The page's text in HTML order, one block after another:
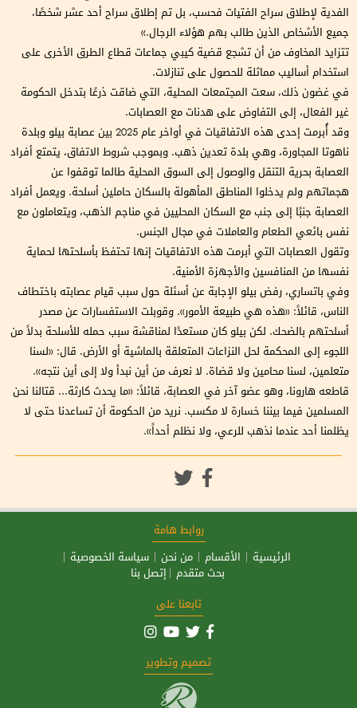
الفدية لإطلاق سراح الفتيات فحسب، بل تم إطلاق سراح أحد عشر شخصًا،
جميع الأشخاص الذين طالب بهم هؤلاء الرجال.»
تتزايد المخاوف من أن تشجع قضية كيبي جماعات قطاع الطرق الأخرى على
استخدام أساليب مماثلة للحصول على تنازلات.
في غضون ذلك، سعت المجتمعات المحلية، التي ضاقت ذرعًا بتدخل الحكومة
غير الفعال، إلى التفاوض على هدنات مع العصابات.
وقد أُبرمت إحدى هذه الاتفاقيات في أواخر عام 2025 بين عصابة بيلو وبلدة
ناهوتا المجاورة، وهي بلدة تعدين ذهب. وبموجب شروط الاتفاق، يتمتع أفراد
العصابة بحرية التنقل والوصول إلى السوق المحلية طالما توقفوا عن
هجماتهم ولم يدخلوا المناطق المأهولة بالسكان حاملين أسلحة. ويعمل أفراد
العصابة جنبًا إلى جنب مع السكان المحليين في مناجم الذهب، ويتعاملون مع
نفس بائعي الطعام والعاملات في مجال الجنس.
وتقول العصابات التي أبرمت هذه الاتفاقيات إنها تحتفظ بأسلحتها لحماية
نفسها من المنافسين والأجهزة الأمنية.
وفي باتساري، رفض بيلو الإجابة عن أسئلة حول سبب قيام عصابته باختطاف
الناس، قائلاً: «هذه هي طبيعة الأمور». وقوبلت الاستفسارات عن مصدر
أسلحتهم بالضحك. لكن بيلو كان مستعدًا لمناقشة سبب حمله للأسلحة بدلاً من
اللجوء إلى المحكمة لحل النزاعات المتعلقة بالماشية أو الأرض. قال: «لسنا
متعلمين، لسنا محامين ولا قضاة. لا نعرف من أين نبدأ ولا إلى أين نتجه».
قاطعه هارونا، وهو عضو آخر في العصابة، قائلاً: «ما يحدث كارثة... قتالنا نحن
المسلمين فيما بيننا خسارة لا مكسب. نريد من الحكومة أن تساعدنا حتى لا
يظلمنا أحد عندما نذهب للرعي، ولا نظلم أحداً».
روابط هامة
الرئيسية
الأقسام من نحن
سياسة الخصوصية
بحث متقدم
إتصل بنا
تابعنا على
تصميم وتطوير